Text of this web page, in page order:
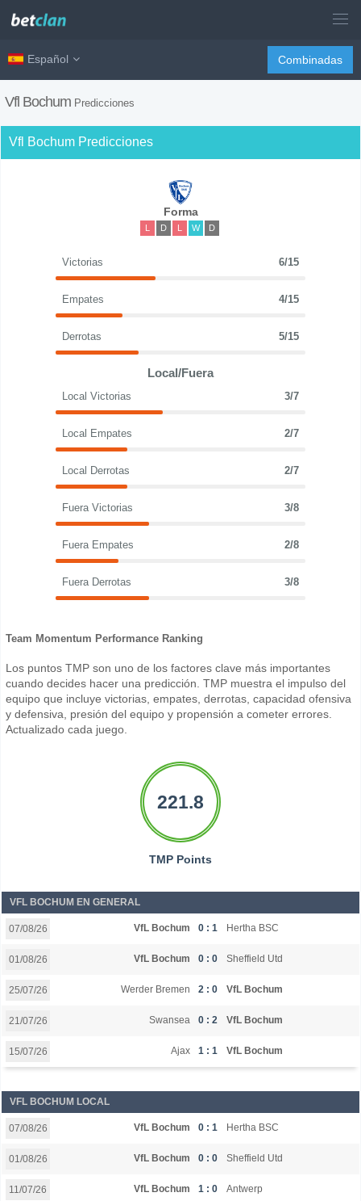
Español Combinadas
Vfl Bochum Predicciones
Vfl Bochum Predicciones
Forma
L D L W D
Victorias 6/15
Empates 4/15
Derrotas 5/15
Local/Fuera
Local Victorias 3/7
Local Empates 2/7
Local Derrotas 2/7
Fuera Victorias 3/8
Fuera Empates 2/8
Fuera Derrotas 3/8
Team Momentum Performance Ranking
Los puntos TMP son uno de los factores clave más importantes
cuando decides hacer una predicción. TMP muestra el impulso del
equipo que incluye victorias, empates, derrotas, capacidad ofensiva
y defensiva, presión del equipo y propensión a cometer errores.
Actualizado cada juego.
221.8
TMP Points
VFL BOCHUM EN GENERAL
07/08/26 VfL Bochum 0 : 1 Hertha BSC
01/08/26 VfL Bochum 0 : 0 Sheffield Utd
25/07/26 Werder Bremen 2 : 0 VfL Bochum
21/07/26 Swansea 0 : 2 VfL Bochum
15/07/26 Ajax 1 : 1 VfL Bochum
VFL BOCHUM LOCAL
07/08/26 VfL Bochum 0 : 1 Hertha BSC
01/08/26 VfL Bochum 0 : 0 Sheffield Utd
11/07/26 VfL Bochum 1 : 0 Antwerp